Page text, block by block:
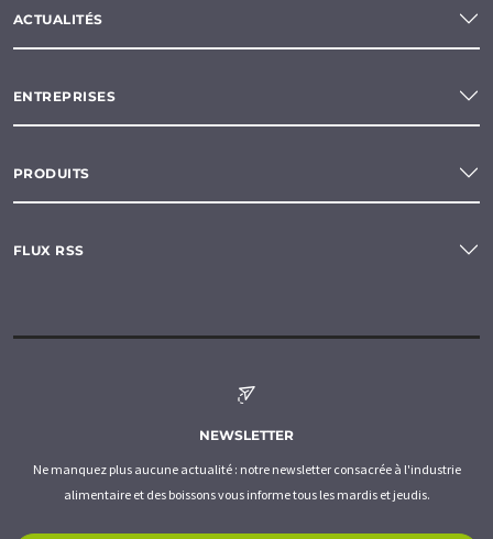
ACTUALITÉS
ENTREPRISES
PRODUITS
FLUX RSS
NEWSLETTER
Ne manquez plus aucune actualité : notre newsletter consacrée à l'industrie
alimentaire et des boissons vous informe tous les mardis et jeudis.